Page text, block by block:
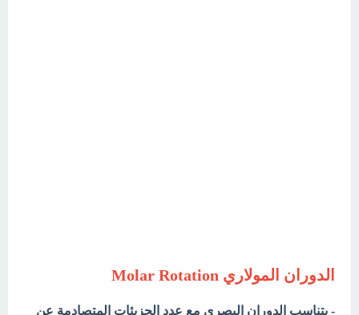
الدوران المولاري Molar Rotation
- يتناسب الدوران البصري مع عدد الجزيئات المتصادمة عن